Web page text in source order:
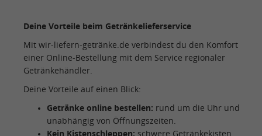
Deine Vorteile beim Getränkelieferservice
Mit wir-liefern-getränke.de verbindest du den Komfort
einer Online-Bestellung mit dem Service regionaler
Getränkehändler.
Deine Vorteile auf einen Blick:
Getränke online bestellen: rund um die Uhr und
unabhängig von Öffnungszeiten.
Kein Kistenschleppen: schwere Getränkekisten